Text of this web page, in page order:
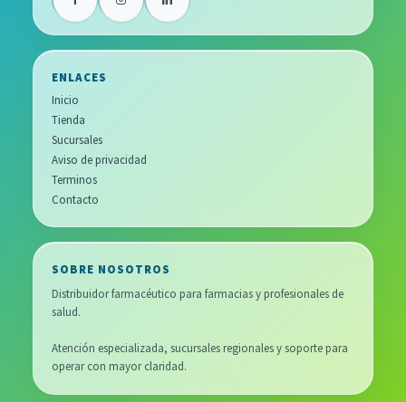
ENLACES
Inicio
Tienda
Sucursales
Aviso de privacidad
Terminos
Contacto
SOBRE NOSOTROS
Distribuidor farmacéutico para farmacias y profesionales de
salud.
Atención especializada, sucursales regionales y soporte para
operar con mayor claridad.